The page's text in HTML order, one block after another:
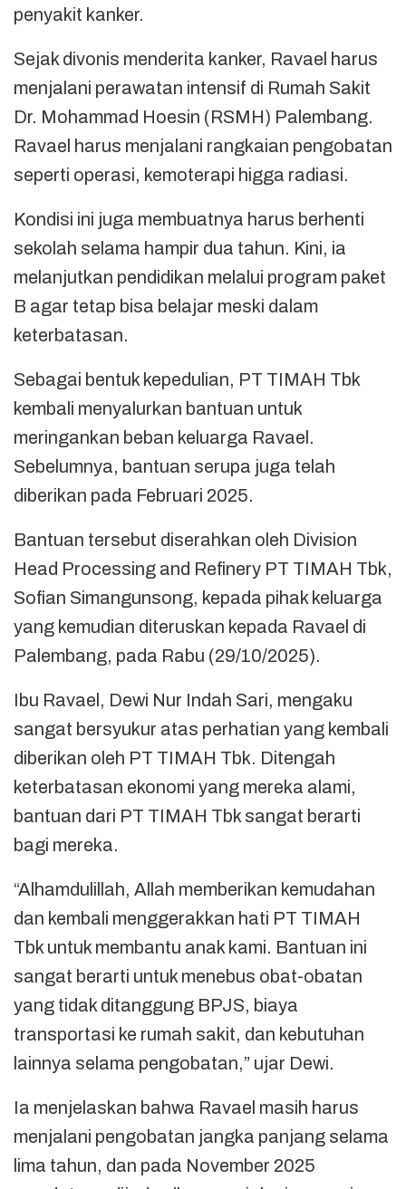
penyakit kanker.
Sejak divonis menderita kanker, Ravael harus
menjalani perawatan intensif di Rumah Sakit
Dr. Mohammad Hoesin (RSMH) Palembang.
Ravael harus menjalani rangkaian pengobatan
seperti operasi, kemoterapi higga radiasi.
Kondisi ini juga membuatnya harus berhenti
sekolah selama hampir dua tahun. Kini, ia
melanjutkan pendidikan melalui program paket
B agar tetap bisa belajar meski dalam
keterbatasan.
Sebagai bentuk kepedulian, PT TIMAH Tbk
kembali menyalurkan bantuan untuk
meringankan beban keluarga Ravael.
Sebelumnya, bantuan serupa juga telah
diberikan pada Februari 2025.
Bantuan tersebut diserahkan oleh Division
Head Processing and Refinery PT TIMAH Tbk,
Sofian Simangunsong, kepada pihak keluarga
yang kemudian diteruskan kepada Ravael di
Palembang, pada Rabu (29/10/2025).
Ibu Ravael, Dewi Nur Indah Sari, mengaku
sangat bersyukur atas perhatian yang kembali
diberikan oleh PT TIMAH Tbk. Ditengah
keterbatasan ekonomi yang mereka alami,
bantuan dari PT TIMAH Tbk sangat berarti
bagi mereka.
“Alhamdulillah, Allah memberikan kemudahan
dan kembali menggerakkan hati PT TIMAH
Tbk untuk membantu anak kami. Bantuan ini
sangat berarti untuk menebus obat-obatan
yang tidak ditanggung BPJS, biaya
transportasi ke rumah sakit, dan kebutuhan
lainnya selama pengobatan,” ujar Dewi.
Ia menjelaskan bahwa Ravael masih harus
menjalani pengobatan jangka panjang selama
lima tahun, dan pada November 2025